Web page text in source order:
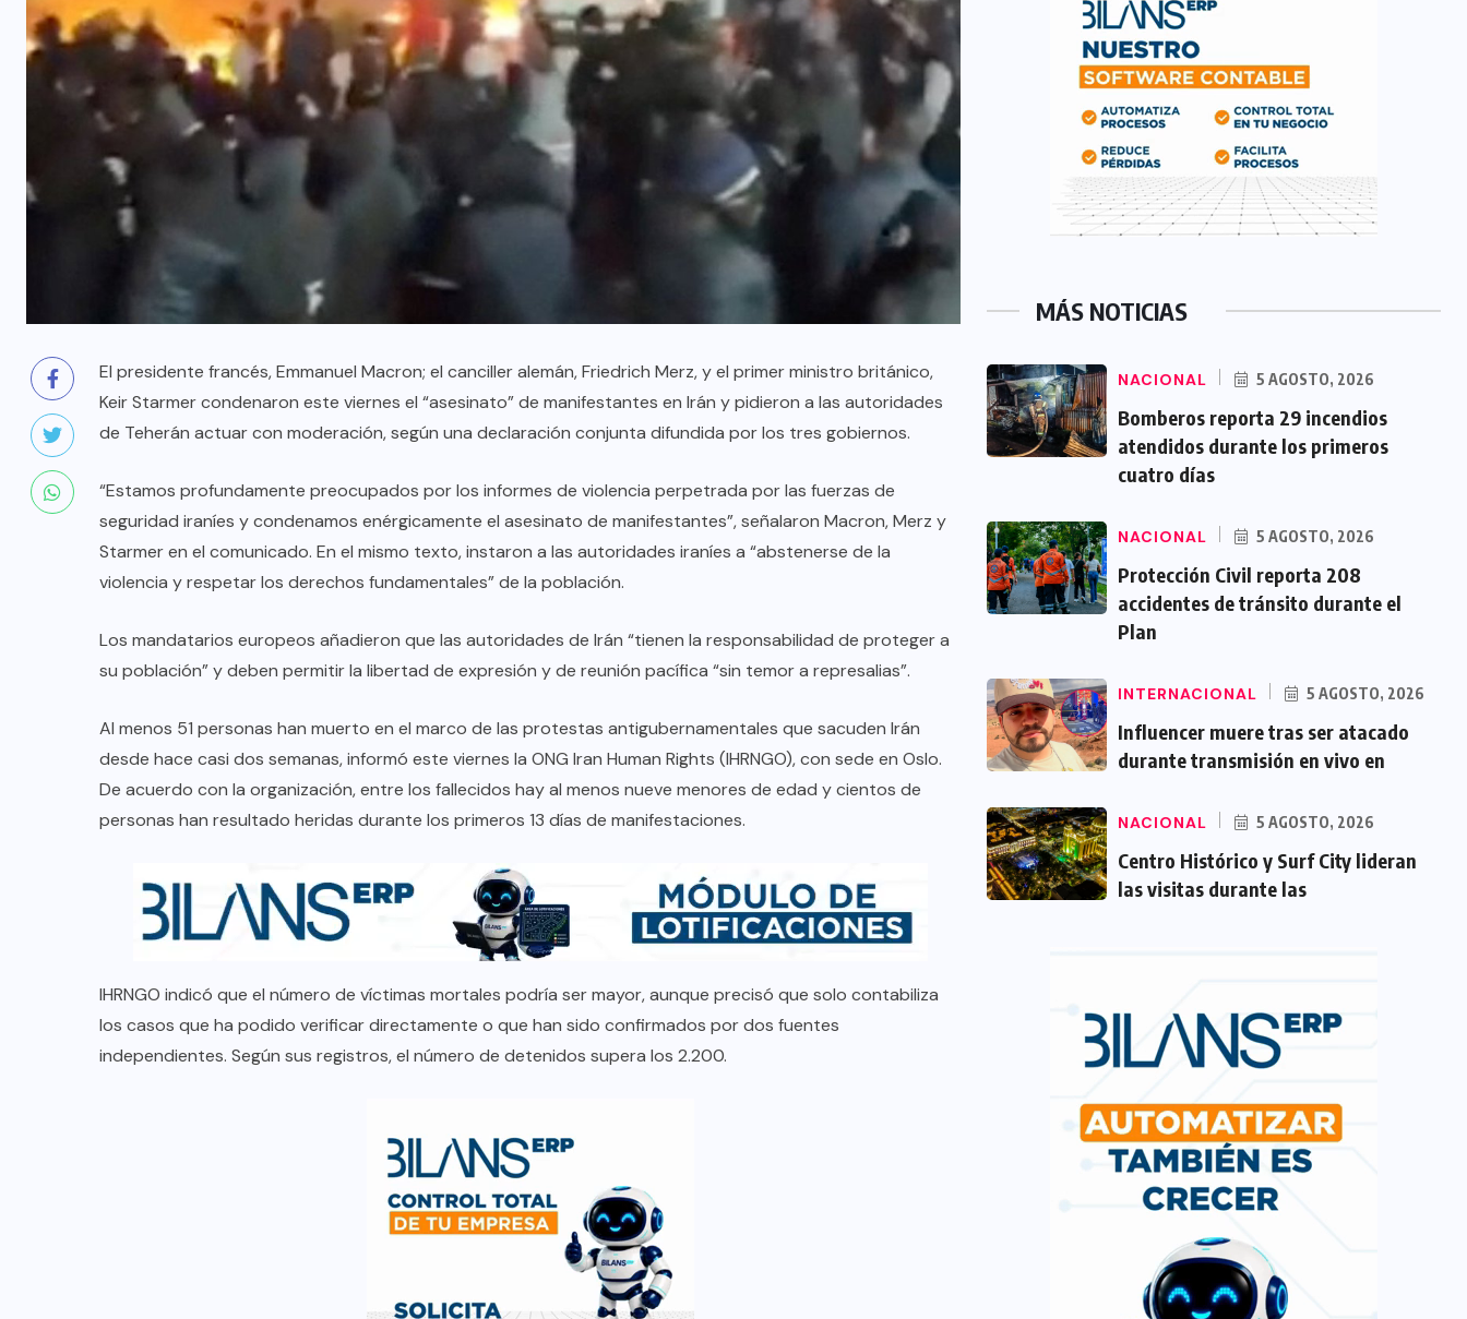
El presidente francés, Emmanuel Macron; el canciller alemán, Friedrich Merz, y el primer ministro británico,
Keir Starmer condenaron este viernes el “asesinato” de manifestantes en Irán y pidieron a las autoridades
de Teherán actuar con moderación, según una declaración conjunta difundida por los tres gobiernos.
“Estamos profundamente preocupados por los informes de violencia perpetrada por las fuerzas de
seguridad iraníes y condenamos enérgicamente el asesinato de manifestantes”, señalaron Macron, Merz y
Starmer en el comunicado. En el mismo texto, instaron a las autoridades iraníes a “abstenerse de la
violencia y respetar los derechos fundamentales” de la población.
Los mandatarios europeos añadieron que las autoridades de Irán “tienen la responsabilidad de proteger a
su población” y deben permitir la libertad de expresión y de reunión pacífica “sin temor a represalias”.
Al menos 51 personas han muerto en el marco de las protestas antigubernamentales que sacuden Irán
desde hace casi dos semanas, informó este viernes la ONG Iran Human Rights (IHRNGO), con sede en Oslo.
De acuerdo con la organización, entre los fallecidos hay al menos nueve menores de edad y cientos de
personas han resultado heridas durante los primeros 13 días de manifestaciones.
IHRNGO indicó que el número de víctimas mortales podría ser mayor, aunque precisó que solo contabiliza
los casos que ha podido verificar directamente o que han sido confirmados por dos fuentes
independientes. Según sus registros, el número de detenidos supera los 2.200.
MÁS NOTICIAS
NACIONAL 5 AGOSTO, 2026
Bomberos reporta 29 incendios
atendidos durante los primeros
cuatro días
NACIONAL 5 AGOSTO, 2026
Protección Civil reporta 208
accidentes de tránsito durante el
Plan
INTERNACIONAL 5 AGOSTO, 2026
Influencer muere tras ser atacado
durante transmisión en vivo en
NACIONAL 5 AGOSTO, 2026
Centro Histórico y Surf City lideran
las visitas durante las